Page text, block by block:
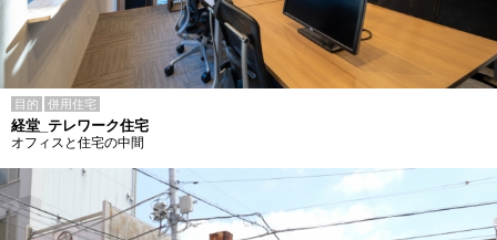
目的 併用住宅
経堂_テレワーク住宅
オフィスと住宅の中間